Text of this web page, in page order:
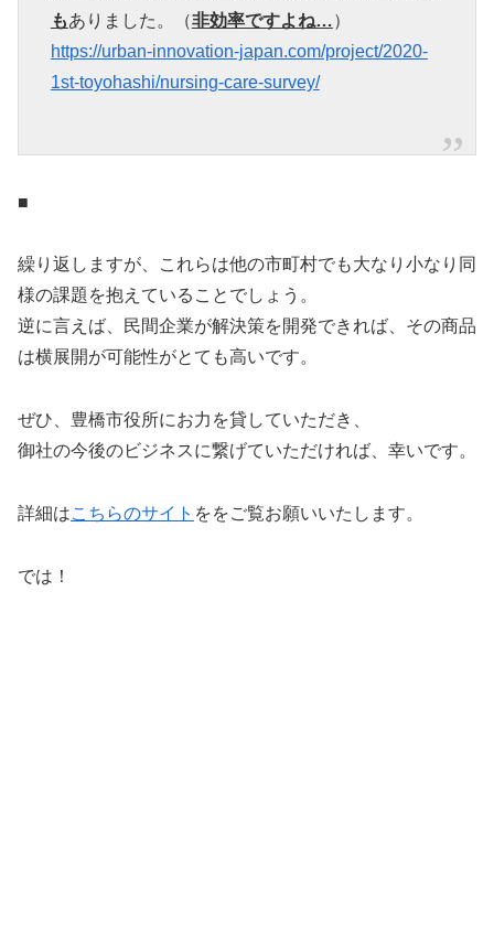
もありました。（非効率ですよね…）
https://urban-innovation-japan.com/project/2020-
1st-toyohashi/nursing-care-survey/
■
繰り返しますが、これらは他の市町村でも大なり小なり同
様の課題を抱えていることでしょう。
逆に言えば、民間企業が解決策を開発できれば、その商品
は横展開が可能性がとても高いです。
ぜひ、豊橋市役所にお力を貸していただき、
御社の今後のビジネスに繋げていただければ、幸いです。
詳細はこちらのサイト ををご覧お願いいたします。
では！